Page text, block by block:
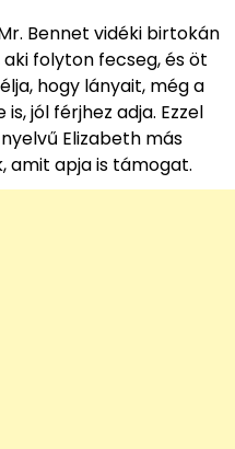
Bennet vidéki birtokán
folyton fecseg, és öt
hogy lányait, még a
jól férjhez adja. Ezzel
Elizabeth más
amit apja is támogat.